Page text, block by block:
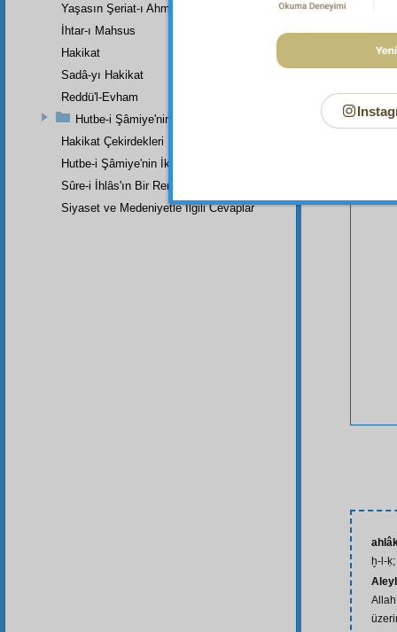
ḫ-l-
Yaşasın Şeriat-ı Ahmedî (a.s.m.)
İhtar-ı Mahsus
Hakikat
Sadâ-yı Hakikat
Reddü'l-Evham
Hutbe-i Şâmiye'nin Birinci Zeylinin Zeylinden Son Parçadır
Hakikat Çekirdekleri
Hutbe-i Şâmiye'nin İkinci Zeylinin İkinci Kısmı
Sûre-i İhlâs'ın Bir Remzi
Siyaset ve Medeniyetle İlgili Cevaplar